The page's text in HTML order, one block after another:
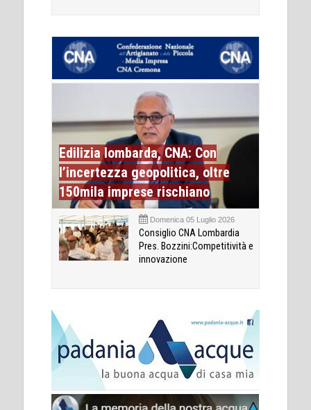
Edilizia lombarda, CNA: Con
l’incertezza geopolitica, oltre
150mila imprese rischiano
Domenica 05 Luglio 2026
Consiglio CNA Lombardia
Pres. Bozzini:Competitività e
innovazione